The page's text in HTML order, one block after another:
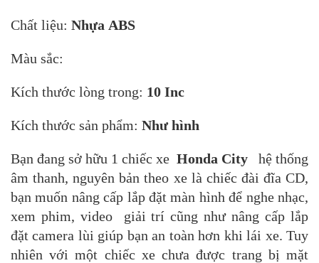
Chất liệu: Nhựa ABS
Màu sắc:
Kích thước lòng trong: 10 Inc
Kích thước sản phẩm: Như hình
Bạn đang sở hữu 1 chiếc xe Honda City
hệ thống
âm thanh, nguyên bản theo xe là chiếc đài đĩa CD,
bạn muốn nâng cấp lắp đặt màn hình để nghe nhạc,
xem phim, video giải trí cũng như nâng cấp lắp
đặt camera lùi giúp bạn an toàn hơn khi lái xe. Tuy
nhiên với một chiếc xe chưa được trang bị mặt